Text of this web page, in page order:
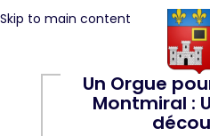
Skip to main content
Un Orgue
Montmiral :